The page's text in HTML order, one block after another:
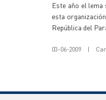
Este año el
esta
República del
03-06-2009 |